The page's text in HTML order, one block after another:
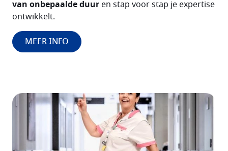
van onbepaalde duur en stap voor stap je expertise
ontwikkelt.
MEER INFO